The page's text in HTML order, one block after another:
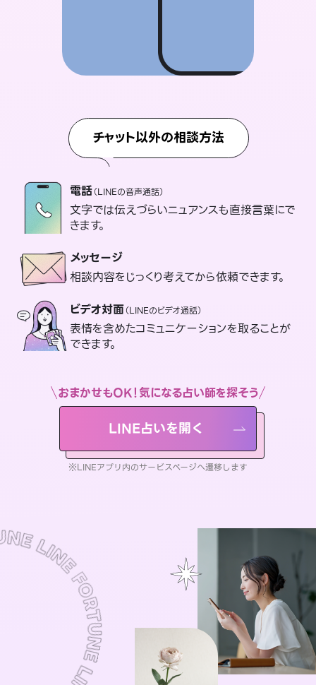
チャット以外の相談方法
電話（LINEの音声通話）
文字では伝えづらいニュアンスも直接言葉にで
きます。
メッセージ
相談内容をじっくり考えてから依頼できます。
ビデオ対面（LINEのビデオ通話）
表情を含めたコミュニケーションを取ることが
できます。
おまかせもOK！気になる占い師を探そう
LINE占いを開く
※LINEアプリ内のサービスページへ遷移します